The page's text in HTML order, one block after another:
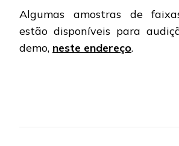
Algumas amostras de
estão disponíveis para
demo, neste endereço.